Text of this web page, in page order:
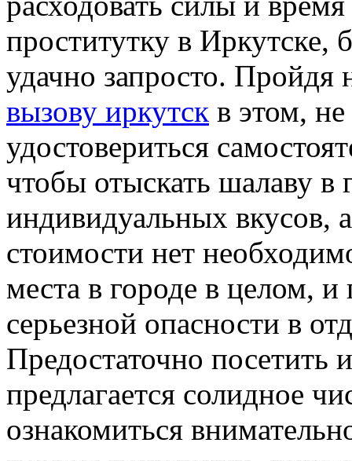
проститутку в Иркутске,
удачно запросто. Пройдя
вызову иркутск в этом,
удостовериться
чтобы отыскать шалаву в
индивидуальных вкусов,
стоимости нет
места в городе в целом, и
серьезной опасности в
Предостаточно посетить
предлагается солидное
ознакомиться